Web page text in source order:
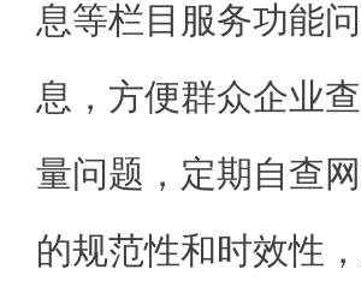
息等栏目服务功能
息，方便群众企业
量问题，定期自查
的规范性和时效性